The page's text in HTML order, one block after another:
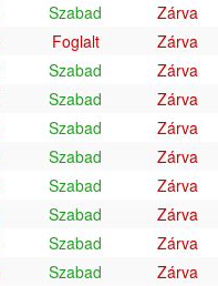
Szabad
Zárva
Foglalt
Zárva
Szabad
Zárva
Szabad
Zárva
Szabad
Zárva
Szabad
Zárva
Szabad
Zárva
Szabad
Zárva
Szabad
Zárva
Szabad
Zárva